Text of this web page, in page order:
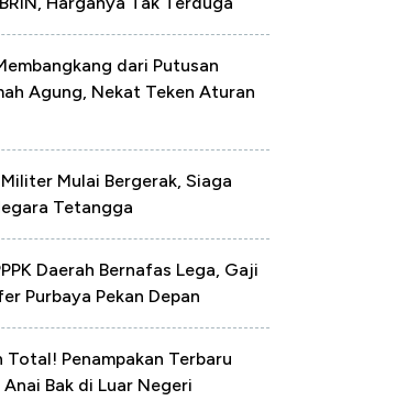
dari Putusan
Agung, Nekat Teken Aturan
Mulai Bergerak, Siaga
Tetangga
Daerah Bernafas Lega, Gaji
Purbaya Pekan Depan
Total! Penampakan Terbaru
Anai Bak di Luar Negeri